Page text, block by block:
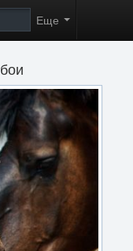
Еще